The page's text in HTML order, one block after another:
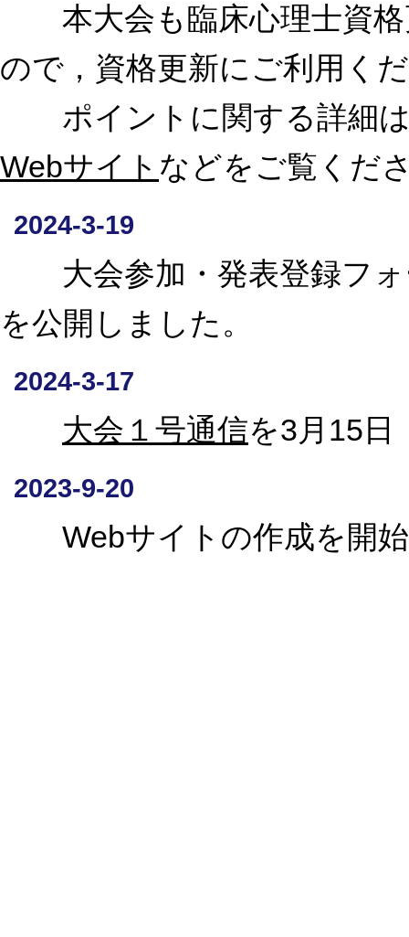
本大会も臨床心理士資格
ので，資格更新にご利用く
ポイントに関する詳細
Webサイト などをご覧くだ
2024-3-19
大会参加・発表登録フォ
を公開しました。
2024-3-17
大会１号通信を3月15日
2023-9-20
Webサイトの作成を開始